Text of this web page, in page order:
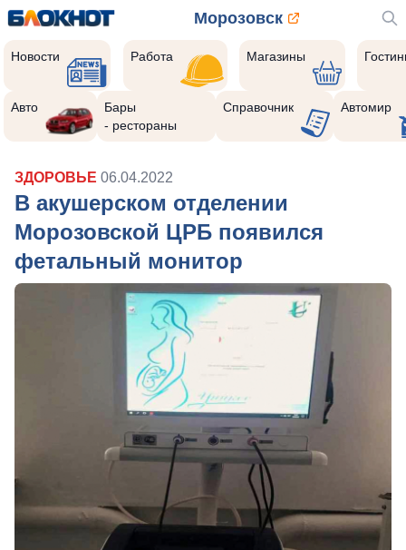
Морозовск
Новости Работа Магазины
Авто
Бары
- рестораны
Справочник Автомир
ЗДОРОВЬЕ 06.04.2022
В акушерском отделении
Морозовской ЦРБ появился
фетальный монитор